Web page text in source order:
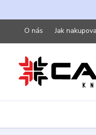
O nás Jak